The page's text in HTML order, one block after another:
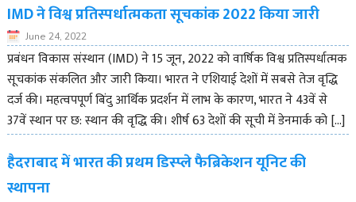
IMD ने विश्व प्रतिस्पर्धात्मकता सूचकांक 2022 किया जारी
June 24, 2022
प्रबंधन विकास संस्थान (IMD) ने 15 जून, 2022 को वार्षिक विश्व प्रतिस्पर्धात्मक
सूचकांक संकलित और जारी किया। भारत ने एशियाई देशों में सबसे तेज वृद्धि
दर्ज की। महत्वपपूर्ण बिंदु आर्थिक प्रदर्शन में लाभ के कारण, भारत ने 43वें से
37वें स्थान पर छ: स्थान की वृद्धि की। शीर्ष 63 देशों की सूची में डेनमार्क को […]
हैदराबाद में भारत की प्रथम डिस्प्ले फैब्रिकेशन यूनिट की
स्थापना